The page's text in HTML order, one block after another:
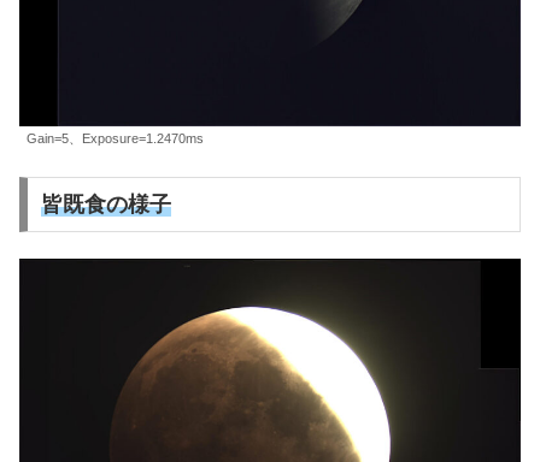
Gain=5、Exposure=1.2470ms
皆既食の様子